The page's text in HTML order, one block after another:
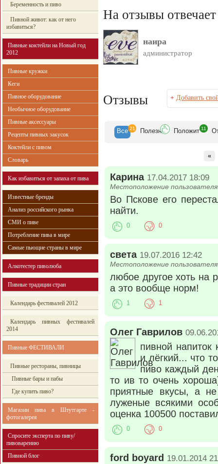
Беременность и пиво
Пивной живот: как от него
избавиться?
Пивные коктейли на Новый год
2012
Пивные кружки
Кеги
Пивное оборудование
Необычное оборудование
Пивные аксессуары
Рецепты пивных закусок
Коктейли с пивом
Словарь
Как избавиться от запаха от пива
Известные бренды
Анализ российского рынка
СМИ о пиве
Потребление пива в мире
Самые пьющие страны в мире
Алкотестер пиволюба
Пивные традиции стран
Календарь фестивалей 2012
Календарь пивных фестивалей
2014
Пивные ФЕСТИВАЛИ
Пивные рестораны, пивницы
Пивные бары и пабы
Где купить пиво?
Магазин пива в Штутгарте -
фотогалерея
Спросите эксперта по пиву/
пивоварению
Пивной блог
На отзывы отвечает
наира
администратор
Отзывы + Добавить
Все 21 Полезн Положит 11
«
Карина 17.04.2017 18:09
Местоположение
Во Пскове его
найти.
0 0
света 19.07.2016 12:42
Местоположение
любое другое хоть на
а это вообще норм!
1 1
Олег Гаврилов
пивной напиток
и лёгкий... что
пиво каждый
то ив то очень
приятные вкусы, а
луженые всякими
оценка 100500
0 0
ford boyard 19.01.2014